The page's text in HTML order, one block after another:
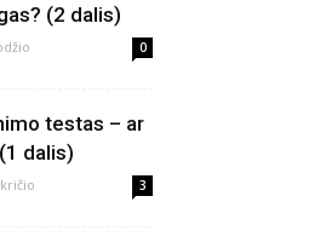
(2 dalis)
0
testas – ar
dalis)
3